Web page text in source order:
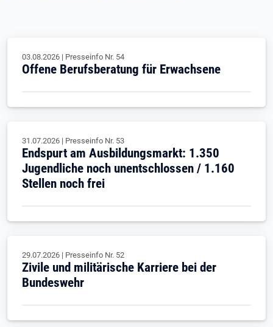
03.08.2026 | Presseinfo Nr. 54
Offene Berufsberatung für Erwachsene
31.07.2026 | Presseinfo Nr. 53
Endspurt am Ausbildungsmarkt: 1.350
Jugendliche noch unentschlossen / 1.160
Stellen noch frei
29.07.2026 | Presseinfo Nr. 52
Zivile und militärische Karriere bei der
Bundeswehr